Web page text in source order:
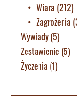
Wiara (212)
Zagrożenia
Wywiady(5)
Zestawienie (5)
Życzenia (1)